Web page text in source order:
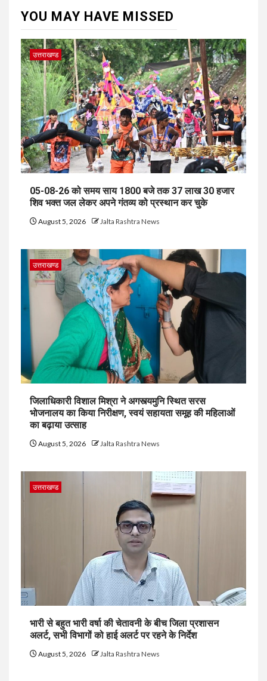
YOU MAY HAVE MISSED
उत्तराखण्ड
05-08-26 को समय साय 1800 बजे तक 37 लाख 30 हजार
शिव भक्त जल लेकर अपने गंतव्य को प्रस्थान कर चुके
August 5, 2026 Jalta Rashtra News
उत्तराखण्ड
जिलाधिकारी विशाल मिश्रा ने अगस्त्यमुनि स्थित सरस
भोजनालय का किया निरीक्षण, स्वयं सहायता समूह की महिलाओं
का बढ़ाया उत्साह
August 5, 2026 Jalta Rashtra News
उत्तराखण्ड
भारी से बहुत भारी वर्षा की चेतावनी के बीच जिला प्रशासन
अलर्ट, सभी विभागों को हाई अलर्ट पर रहने के निर्देश
August 5, 2026 Jalta Rashtra News